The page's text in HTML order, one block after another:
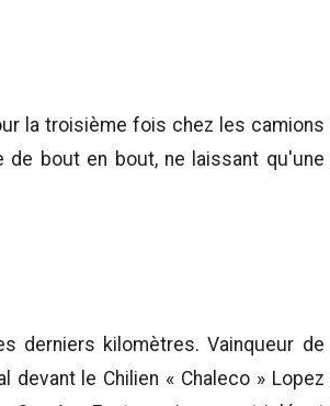
la troisième fois chez les camions
bout en bout, ne laissant qu'une
derniers kilomètres. Vainqueur de
devant le Chilien « Chaleco » Lopez